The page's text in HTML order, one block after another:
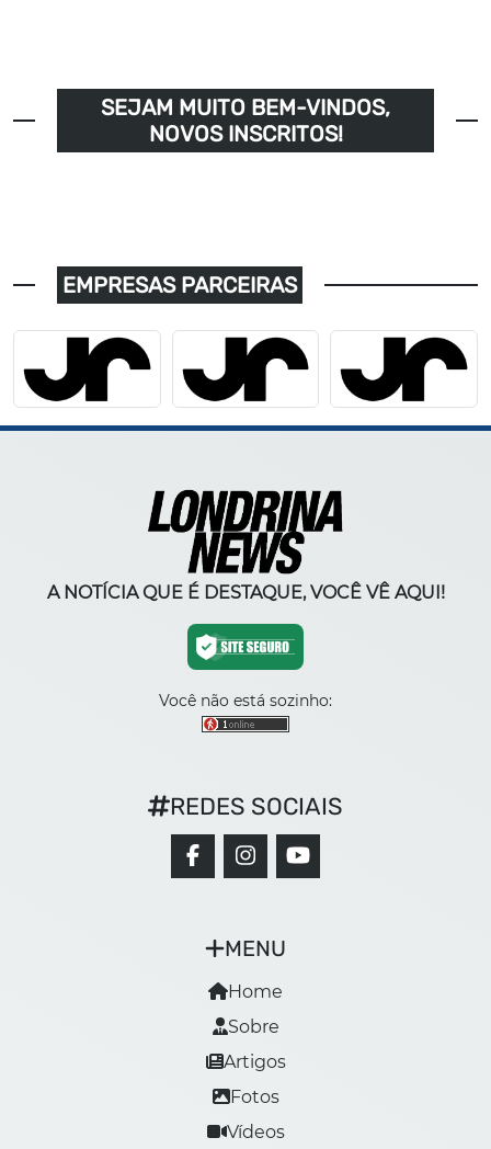
SEJAM MUITO BEM-VINDOS,
NOVOS INSCRITOS!
EMPRESAS PARCEIRAS
A NOTÍCIA QUE É DESTAQUE, VOCÊ VÊ AQUI!
Você não está sozinho:
MENU
Home
Sobre
Artigos
Fotos
Vídeos
REDES SOCIAIS